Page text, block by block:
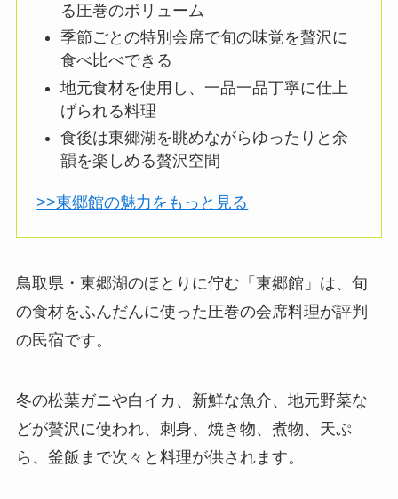
る圧巻のボリューム
季節ごとの特別会席で旬の味覚を贅沢に
食べ比べできる
地元食材を使用し、一品一品丁寧に仕上
げられる料理
食後は東郷湖を眺めながらゆったりと余
韻を楽しめる贅沢空間
>>東郷館の魅力をもっと見る
鳥取県・東郷湖のほとりに佇む「東郷館」は、旬
の食材をふんだんに使った圧巻の会席料理が評判
の民宿です。
冬の松葉ガニや白イカ、新鮮な魚介、地元野菜な
どが贅沢に使われ、刺身、焼き物、煮物、天ぷ
ら、釜飯まで次々と料理が供されます。